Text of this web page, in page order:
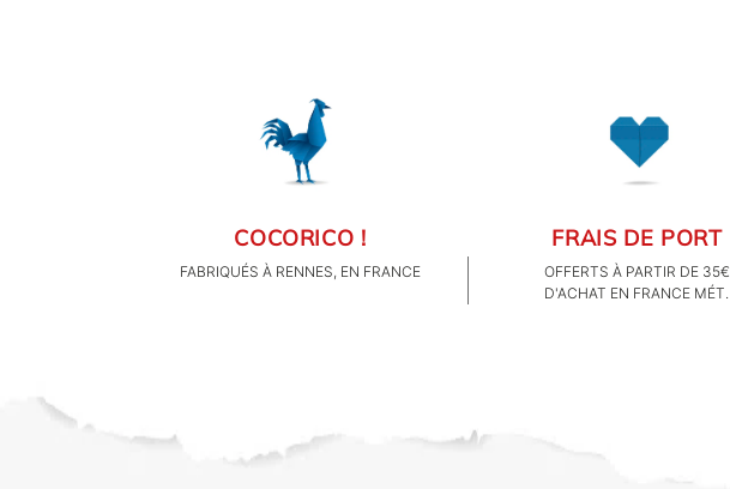
COCORICO !
FABRIQUÉS À RENNES, EN FRANCE
FRAIS DE PORT
OFFERTS À PARTIR DE 35€
D'ACHAT EN FRANCE MÉT.